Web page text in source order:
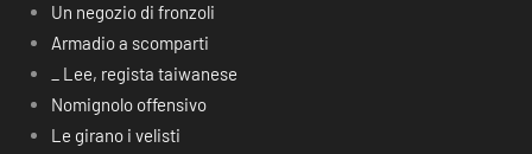
Un negozio di fronzoli
Armadio a scomparti
_ Lee, regista taiwanese
Nomignolo offensivo
Le girano i velisti